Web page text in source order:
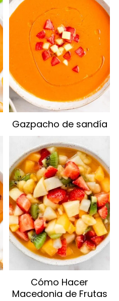
Gazpacho de sandía
Cómo Hacer
Macedonia de Frutas